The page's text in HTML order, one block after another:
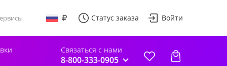
Статус заказа Войти
Связаться с нами
8-800-333-0905